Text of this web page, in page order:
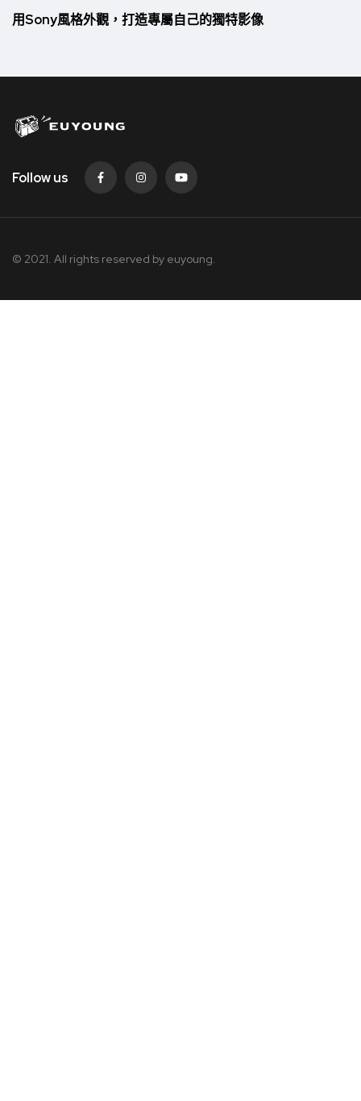
用Sony風格外觀，打造專屬自己的獨特影像
Follow us
© 2021. All rights reserved by euyoung.